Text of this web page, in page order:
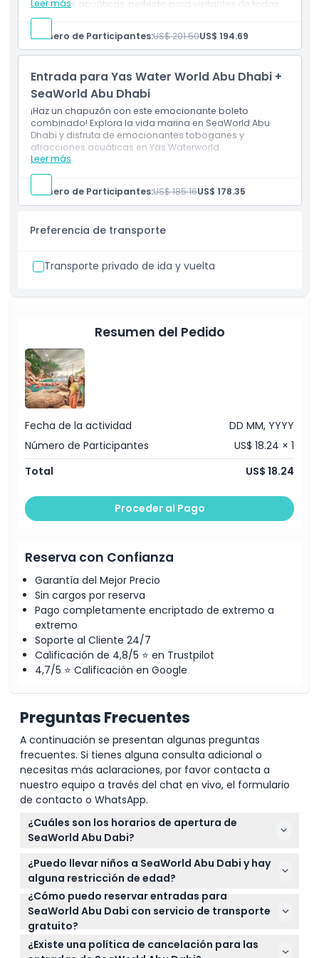
aventuras acuáticas, perfecto para visitantes de todas
las edades.
Leer más
Entrada simple para Warner Bros. World Abu Dhabi y
SeaWorld Abu Dhabi.
toboganes y juegos.
Número de Participantes:US$ 201.50US$ 194.69
Entrada para Yas Water World Abu Dhabi +
SeaWorld Abu Dhabi
¡Haz un chapuzón con este emocionante boleto
combinado! Explora la vida marina en SeaWorld Abu
Dhabi y disfruta de emocionantes toboganes y
atracciones acuáticas en Yas Waterworld.
Leer más
Incluye
Entrada de admisión única a Yas Waterworld Abu
Dhabi y SeaWorld Abu Dhabi.
Acceso ilimitado a todas las atracciones,
Número de Participantes:US$ 185.16US$ 178.35
Preferencia de transporte
Transporte privado de ida y vuelta
Resumen del Pedido
Fecha de la actividad
DD MM, YYYY
Número de Participantes
US$ 18.24 × 1
Total
US$ 18.24
Proceder al Pago
Reserva con Confianza
Garantía del Mejor Precio
Sin cargos por reserva
Pago completamente encriptado de extremo a
extremo
Soporte al Cliente 24/7
Calificación de 4,8/5 ⭐ en Trustpilot
4,7/5 ⭐ Calificación en Google
Preguntas Frecuentes
A continuación se presentan algunas preguntas
frecuentes. Si tienes alguna consulta adicional o
necesitas más aclaraciones, por favor contacta a
nuestro equipo a través del chat en vivo, el formulario
de contacto o WhatsApp.
¿Cuáles son los horarios de apertura de
SeaWorld Abu Dabi?
SeaWorld Abu Dabi está abierto todos los días de
10:00 a.m. a 6:00 p.m. (sujeto a cambios — por
favor confirme al momento de la reserva). Durante
el Ramadán, el horario del parque es de 10:00 a.m. a
5:00 p.m.
¿Puedo llevar niños a SeaWorld Abu Dabi y hay
alguna restricción de edad?
Los niños de 3 años o menos entran gratis y no
necesitan boleto. Los huéspedes de 11 años o
menos deben estar acompañados por un adulto
responsable con un boleto válido.
¿Cómo puedo reservar entradas para
SeaWorld Abu Dabi con servicio de transporte
gratuito?
Puede reservar fácilmente sus entradas para
SeaWorld Abu Dabi con servicio de transporte
¿Existe una política de cancelación para las